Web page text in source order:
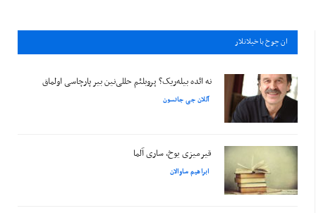
ان چوخ باخيلانلار
نه ائده بیله‌ریک؟ پروبلئم حللی‌نین بیر پارچاسی اولماق
آللان جی جانسون
قیرمیزی یوخ، ساری آلما
ابراهیم ساوالان